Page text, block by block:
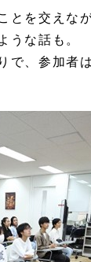
とを交えな
うな話も。
で、参加者